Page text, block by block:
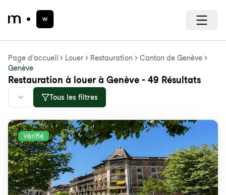
Page d'accueil Louer Restauration
Canton de Genève
Genève
Restauration à louer à Genève - 49 Résultats
Tous les filtres
Vérifié